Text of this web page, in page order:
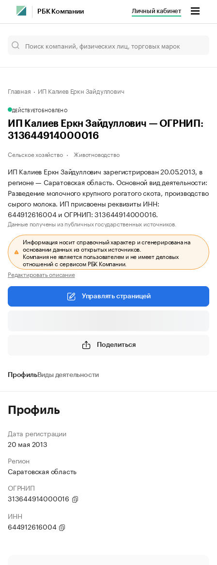
РБК Компании Личный кабинет
Главная ИП Калиев Еркн Зайдуллович
ДЕЙСТВУЕТОБНОВЛЕНО
ИП Калиев Еркн Зайдуллович — ОГРНИП:
313644914000016
Сельское хозяйство Животноводство
ИП Калиев Еркн Зайдуллович зарегистрирован 20.05.2013, в
регионе — Саратовская область. Основной вид деятельности:
Разведение молочного крупного рогатого скота, производство
сырого молока. ИП присвоены реквизиты ИНН:
644912616004 и ОГРНИП: 313644914000016.
Данные получены из публичных государственных источников.
Информация носит справочный характер и сгенерирована на
основании данных из открытых источников.
Компания не является пользователем и не имеет деловых
отношений с сервисом РБК Компании.
Редактировать описание
Управлять страницей
Поделиться
ПрофильВиды деятельности
Профиль
Дата регистрации
20 мая 2013
Регион
Саратовская область
ОГРНИП
313644914000016
ИНН
644912616004